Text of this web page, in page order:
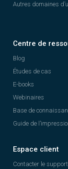
Autres domaines
Centre de
Blog
Études de cas
E-books
Webinaires
Base de
Guide de
Espace client
Contacter le support